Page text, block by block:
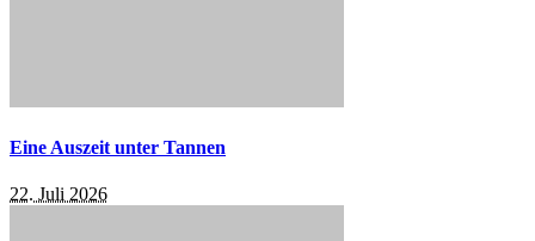
Eine Auszeit unter Tannen
22. Juli 2026